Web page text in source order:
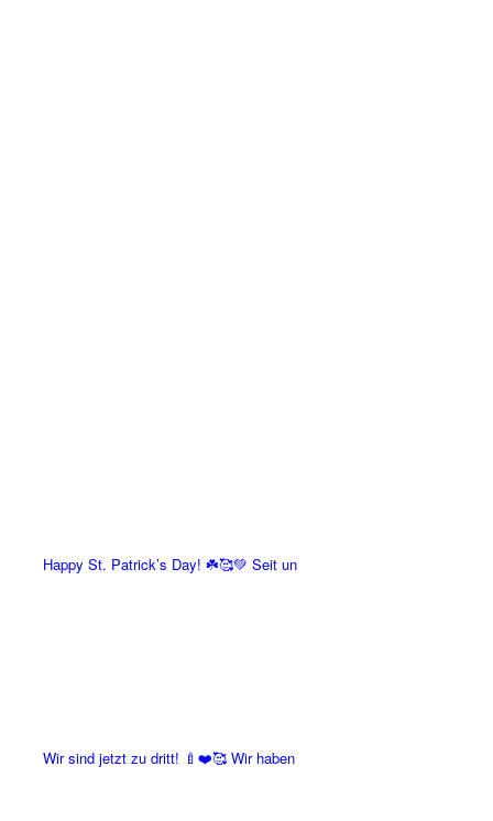
Happy St. Patrick’s Day! ☘️🥰💚 Seit un
Wir sind jetzt zu dritt! 🍼❤️🥰 Wir haben